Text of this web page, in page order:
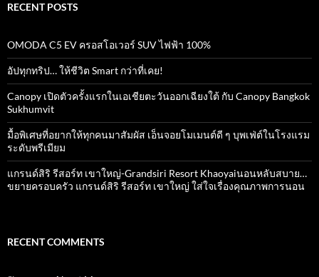
RECENT POSTS
OMODA C5 EV ครอสโอเวอร์ SUV ไฟฟ้า 100%
อัปทุกทริป… ให้ชีวิต Smart กว่าที่เคย!
Canopy เปิดตัวครั้งแรกในเอเชียตะวันออกเฉียงใต้ กับ Canopy Bangkok
Sukhumvit
มื้อพิเศษที่อยากให้ทุกคนมาสัมผัส เอ็นจอยโมเมนต์ดี ๆ บุพเฟ่ต์ในโรงแรม
ระดับพรีเมียม
แกรนด์สิริ​ รีสอร์ท​ เขาใหญ่​-Grandsiri​ Resort​ Khaoyaiนอนหลับสบาย…
ขยายครอบครัว แกรนด์สิริ รีสอร์ท เขาใหญ่ ใส่ใจเรื่องคุณภาพการนอน
RECENT COMMENTS